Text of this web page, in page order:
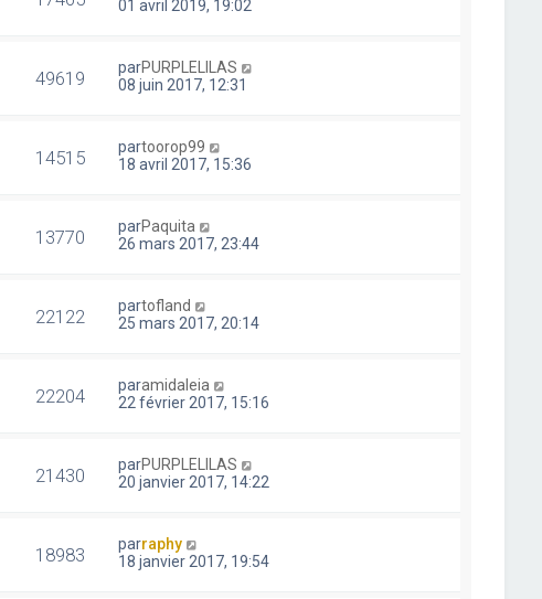
01 avril 2019, 19:02
49619 parPURPLELILAS
08 juin 2017, 12:31
14515 partoorop99
18 avril 2017, 15:36
13770 parPaquita
26 mars 2017, 23:44
22122 partofland
25 mars 2017, 20:14
22204 paramidaleia
22 février 2017, 15:16
21430 parPURPLELILAS
20 janvier 2017, 14:22
18983 parraphy
18 janvier 2017, 19:54